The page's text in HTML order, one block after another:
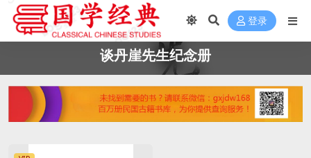
登录
谈丹崖先生纪念册